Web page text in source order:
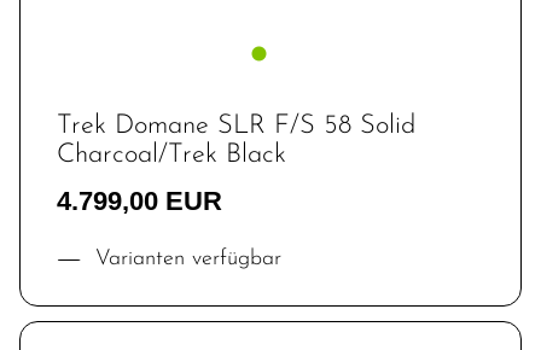
Trek Domane SLR F/S 58 Solid
Charcoal/Trek Black
4.799,00 EUR
Varianten verfügbar